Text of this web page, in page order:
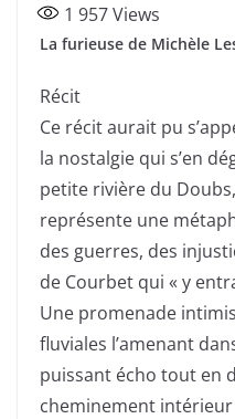
c
e
b
o
o
k
itt
er
ta
g
1 957Views
La furieuse de Michèle
Récit
Ce récit aurait pu
la nostalgie qui s’en
petite rivière du
représente une
des guerres, des
de Courbet qui « y
Une promenade
fluviales l’amenant
puissant écho tout en
cheminement